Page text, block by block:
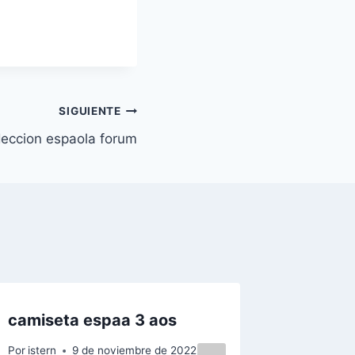
SIGUIENTE
espaola forum
camiseta espaa 3 aos
Por istern 9 de noviembre de 2022